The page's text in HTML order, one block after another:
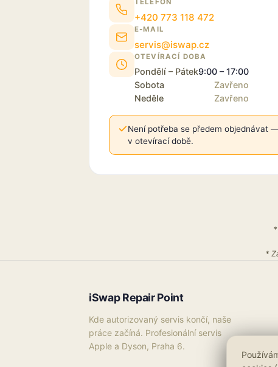
TELEFON
+420 773 118 472
E-MAIL
servis@iswap.cz
OTEVÍRACÍ DOBA
Pondělí – Pátek9:00 – 17:00
Sobota
Zavřeno
Neděle
Zavřeno
Není potřeba se předem objednávat
v otevírací době.
*
iSwap Repair Point
Kde autorizovaný servis končí, naše
práce začíná. Profesionální servis
Apple a Dyson, Praha 6.